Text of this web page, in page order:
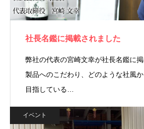
社長名鑑に掲載されました
弊社の代表の宮崎文幸が社長名鑑に掲
製品へのこだわり、どのような社風
目指している…
イベント